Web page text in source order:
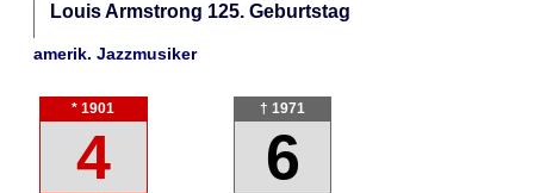
Louis Armstrong 125. Geburtstag
amerik. Jazzmusiker
* 1901
4
† 1971
6